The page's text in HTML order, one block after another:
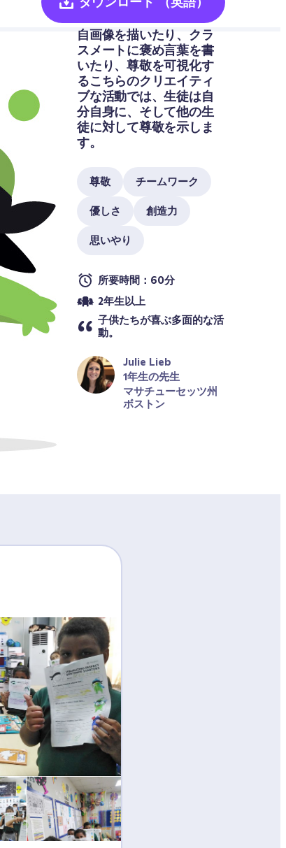
自画像を描いたり、クラ
スメートに褒め言葉を書
いたり、尊敬を可視化す
るこちらのクリエイティ
ブな活動では、生徒は自
分自身に、そして他の生
徒に対して尊敬を示しま
す。
尊敬 チームワーク
優しさ 創造力
思いやり
所要時間：60分
2年生以上
子供たちが喜ぶ多面的な活
動。
Julie Lieb
1年生の先生
マサチューセッツ州
ボストン